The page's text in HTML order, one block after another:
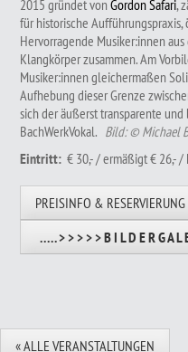
2015 gründet vonGordon Safari,
für historische
Hervorragende Musiker:innen
Klangkörper zusammen. Am
Musiker:innen gleichermaßen
Aufhebung dieser Grenze
sich der äußerst transparente
BachWerkVokal. Bild: © Michael
Eintritt: € 30,- / ermäßigt € 26,-
PREISINFO & RESERVIERUNG
. . . . . > > > > > B I L D E R G A L
« ALLE VERANSTALTUNGEN